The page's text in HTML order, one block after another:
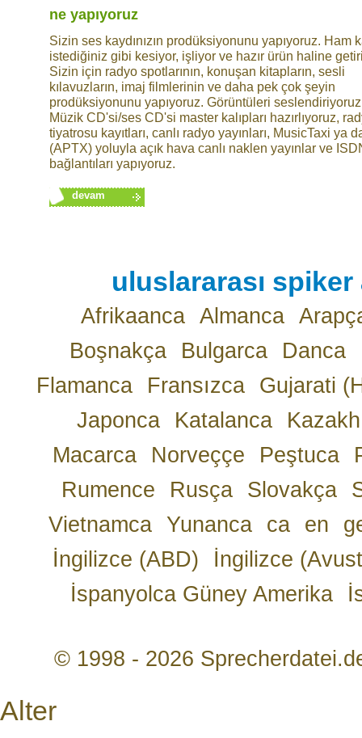
ne yapıyoruz
Sizin ses kaydınızın prodüksiyonunu yapıyoruz. Ham
istediğiniz gibi kesiyor, işliyor ve hazır ürün haline
Sizin için radyo spotlarının, konuşan kitapların, sesli
kılavuzların, imaj filmlerinin ve daha pek çok şeyin
prodüksiyonunu yapıyoruz. Görüntüleri
Müzik CD'si/ses CD'si master kalıpları hazırlıyoruz,
tiyatrosu kayıtları, canlı radyo yayınları, MusicTaxi ya
(APTX) yoluyla açık hava canlı naklen yayınlar ve
bağlantıları yapıyoruz.
devam
uluslararası
Afrikaanca Almanca
Boşnakça
Bulgarca Danca
Flamanca
Fransızca
Gujarati
Japonca
Katalanca
Kazakh
Macarca
Norveççe Peştuca
Rumence
Rusça Slovakça
Vietnamca
Yunanca ca en
İngilizce (ABD)
İngilizce
İspanyolca Güney Amerika
© 1998 - 2026
Alter